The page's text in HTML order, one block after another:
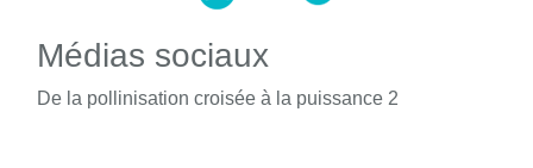
Médias sociaux
De la pollinisation croisée à la puissance 2